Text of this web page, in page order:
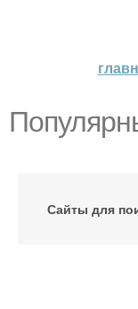
Сайты для